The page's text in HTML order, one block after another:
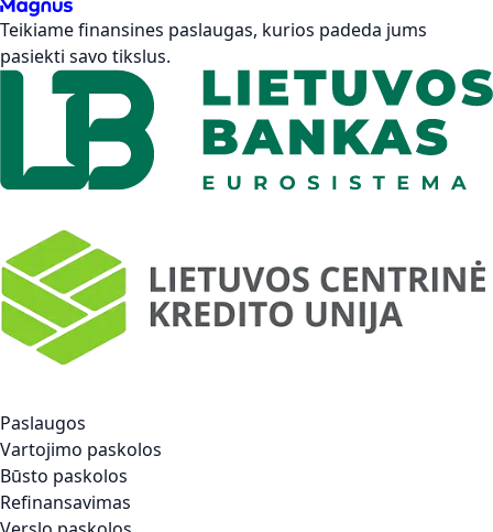
Teikiame finansines paslaugas, kurios padeda jums
pasiekti savo tikslus.
Paslaugos
Vartojimo paskolos
Būsto paskolos
Refinansavimas